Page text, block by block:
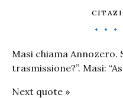
Masi chiama Annozero.
trasmissione?”. Masi:
Next quote »